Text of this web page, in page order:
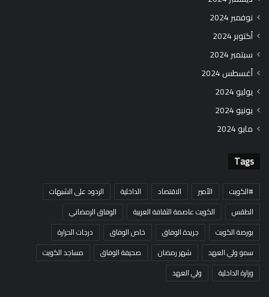
نوفمبر 2024
أكتوبر 2024
سبتمبر 2024
أغسطس 2024
يوليو 2024
يونيو 2024
مايو 2024
Tags
#الكويت الأمير الاقتصاد الداخلية
الردود على الشبهات
الطقس
الكويت عاصمة الثقافة العربية
الوفاق الرمضاني
بورصة الكويت
جريدة الوفاق خاص الوفاق
درجات الحرارة
سمو ولي العهد
شهر رمضان صحيفة الوفاق
مساجد الكويت
وزارة الداخلية
ولي العهد